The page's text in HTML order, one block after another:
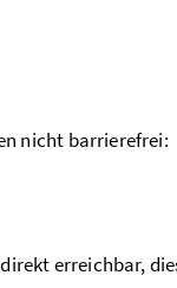
nicht barrierefrei:
erreichbar,